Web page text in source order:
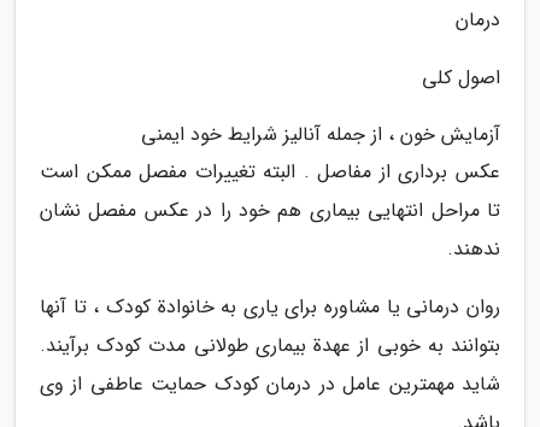
درمان
اصول کلی
آزمایش خون ، از جمله آنالیز شرایط خود ایمنی
عکس برداری از مفاصل . البته تغییرات مفصل ممکن است
تا مراحل انتهایی بیماری هم خود را در عکس مفصل نشان
ندهند.
روان درمانی یا مشاوره برای یاری به خانوادة کودک ، تا آنها
بتوانند به خوبی از عهدة بیماری طولانی مدت کودک برآیند.
شاید مهمترین عامل در درمان کودک حمایت عاطفی از وی